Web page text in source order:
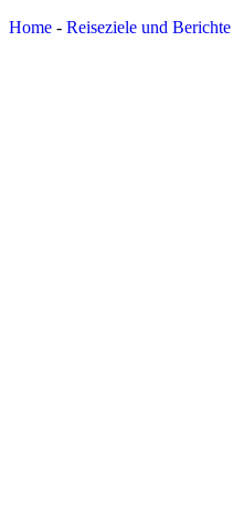
Home - Reiseziele und Berichte